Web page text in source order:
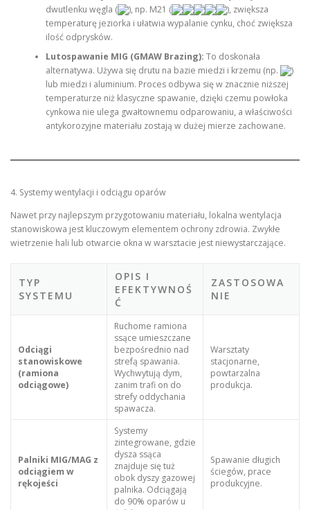
dwutlenku węgla (
), np. M21 (
), zwiększa
temperaturę jeziorka i ułatwia wypalanie cynku, choć zwiększa
ilość odprysków.
Lutospawanie MIG (GMAW Brazing): To doskonała
alternatywa. Używa się drutu na bazie miedzi i krzemu (np.
)
lub miedzi i aluminium. Proces odbywa się w znacznie niższej
temperaturze niż klasyczne spawanie, dzięki czemu powłoka
cynkowa nie ulega gwałtownemu odparowaniu, a właściwości
antykorozyjne materiału zostają w dużej mierze zachowane.
4. Systemy wentylacji i odciągu oparów
Nawet przy najlepszym przygotowaniu materiału, lokalna wentylacja
stanowiskowa jest kluczowym elementem ochrony zdrowia. Zwykłe
wietrzenie hali lub otwarcie okna w warsztacie jest niewystarczające.
TYP
SYSTEMU
OPIS I
EFEKTYWNOŚ
Ć
ZASTOSOWA
NIE
Odciągi
stanowiskowe
(ramiona
odciągowe)
Ruchome ramiona
ssące umieszczane
bezpośrednio nad
strefą spawania.
Wychwytują dym,
zanim trafi on do
strefy oddychania
spawacza.
Warsztaty
stacjonarne,
powtarzalna
produkcja.
Palniki MIG/MAG z
odciągiem w
rękojeści
Systemy
zintegrowane, gdzie
dysza ssąca
znajduje się tuż
obok dyszy gazowej
palnika. Odciągają
do 90% oparów u
Spawanie długich
ściegów, prace
produkcyjne.